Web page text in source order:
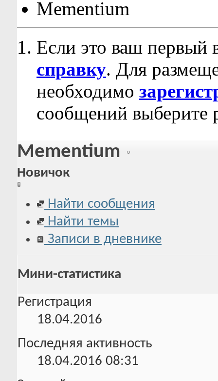
Mementium
Если это ваш первый
справку. Для
необходимо
сообщений выберите
Mementium
Новичок
Найти сообщения
Найти темы
Записи в дневнике
Мини-статистика
Регистрация
18.04.2016
Последняя активность
18.04.2016 08:31